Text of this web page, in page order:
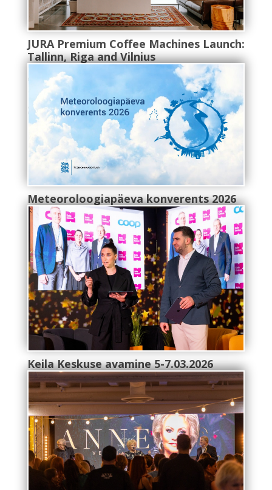
JURA Premium Coffee Machines Launch:
Tallinn, Riga and Vilnius
Meteoroloogiapäeva konverents 2026
Keila Keskuse avamine 5-7.03.2026